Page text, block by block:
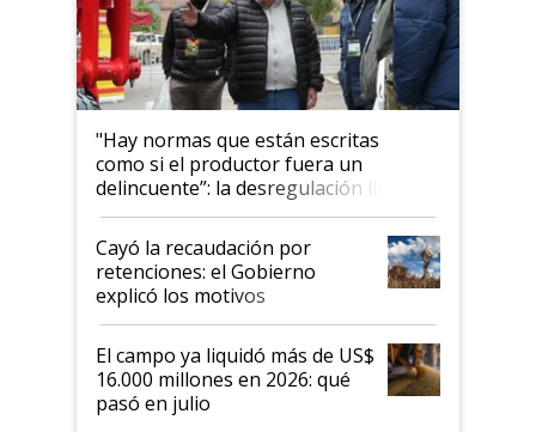
"Hay normas que están escritas
como si el productor fuera un
delincuente”: la desregulación llegó
al Congreso Aapresid y hasta se
habló del financiamiento al IPCVA
Cayó la recaudación por
retenciones: el Gobierno
explicó los motivos
El campo ya liquidó más de US$
16.000 millones en 2026: qué
pasó en julio